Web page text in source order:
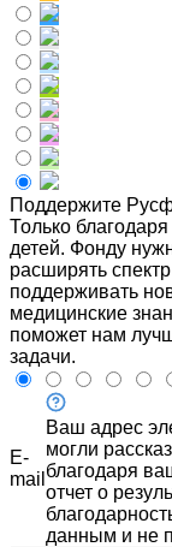
Поддержите
Только
детей. Фонду
расширять
поддерживать
медицинские
поможет нам
задачи.
E-
mail
Ваш адрес
могли
благодаря
отчет о
данным и не